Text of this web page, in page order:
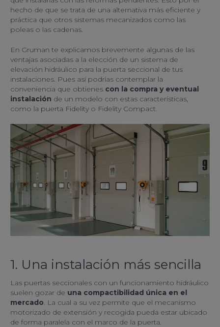
hecho de que se trata de una alternativa más eficiente y
práctica que otros sistemas mecanizados como las
poleas o las cadenas.
En Gruman te explicamos brevemente algunas de las
ventajas asociadas a la elección de un sistema de
elevación hidráulico para la puerta seccional de tus
instalaciones. Pues así podrías contemplar la
conveniencia que obtienes con la compra y eventual
instalación de un modelo con estas características,
como la puerta Fidelity o Fidelity Compact.
1. Una instalación más sencilla
Las puertas seccionales con un funcionamiento hidráulico
suelen gozar de una compactibilidad única en el
mercado. La cual a su vez permite que el mecanismo
motorizado de extensión y recogida pueda estar ubicado
de forma paralela con el marco de la puerta.